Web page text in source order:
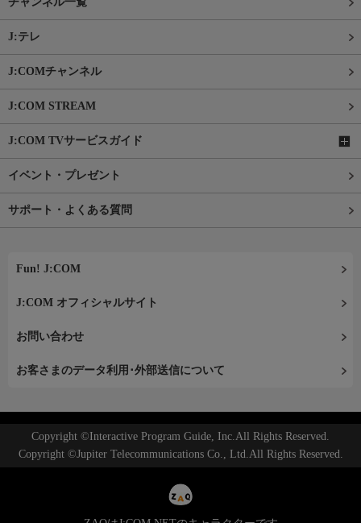
J:テレ
J:COMチャンネル
J:COM STREAM
J:COM TVサービスガイド
イベント・プレゼント
サポート・よくある質問
Fun! J:COM
J:COM オフィシャルサイト
お問い合わせ
お客さまのデータ利用･外部送信について
Copyright ©Interactive Program Guide, Inc.All Rights Reserved.
Copyright ©Jupiter Telecommunications Co., Ltd.All Rights Reserved.